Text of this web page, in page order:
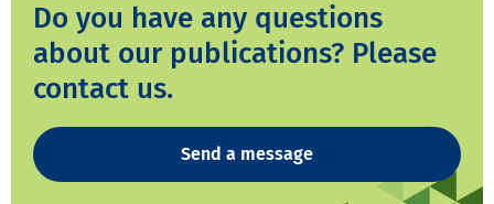
Do you have any questions
about our publications? Please
contact us.
Send a message